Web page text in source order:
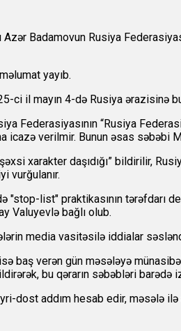
Badamovun Rusiya
yayıb.
ci il mayın 4-də Rusiya ərazisinə
Federasiyasının “Rusiya
icazə verilmir. Bunun əsas
xarakter daşıdığı” bildirilir,
vurğulanır.
list" praktikasının tərəfdarı
Valuyevlə bağlı olub.
media vasitəsilə iddialar
baş verən gün məsələyə
bu qərarın səbəbləri barədə
dost addım hesab edir, məsələ